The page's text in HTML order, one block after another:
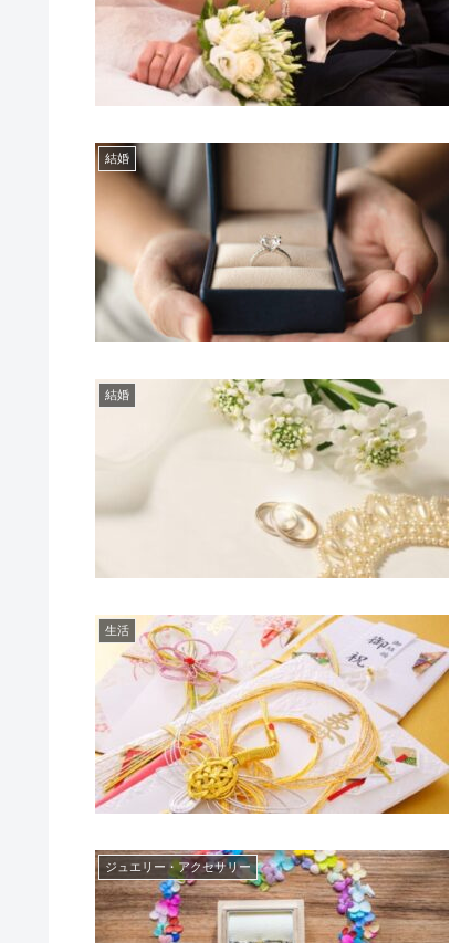
結婚
結婚
生活
ジュエリー・アクセサリー